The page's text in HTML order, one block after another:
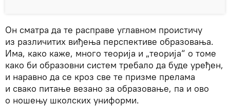
Он сматра да те расправе углавном проистичу
из различитих виђења перспективе образовања.
Има, како каже, много теорија и „теорија“ о томе
како би образовни систем требало да буде уређен,
и наравно да се кроз све те призме прелама
и свако питање везано за образовање, па и ово
о ношењу школских униформи.